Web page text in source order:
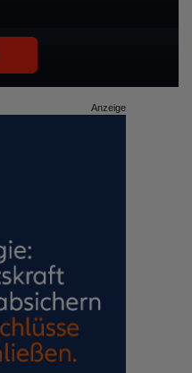
Anzeige